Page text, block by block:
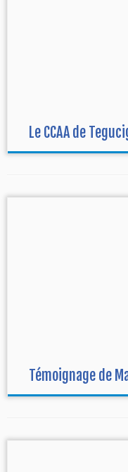
Le CCAA de
Témoignage de